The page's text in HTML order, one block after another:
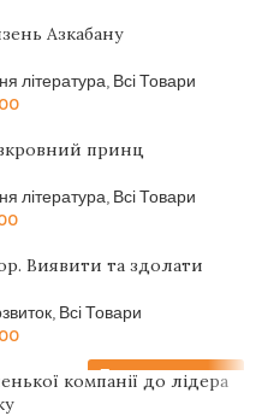
Азкабану
література, Всі Товари
принц
література, Всі Товари
Виявити та здолати
, Всі Товари
Передзамовлення
компанії до лідера